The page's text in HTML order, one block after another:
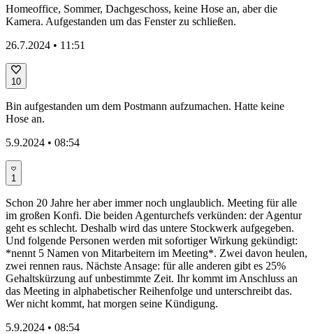
Homeoffice, Sommer, Dachgeschoss, keine Hose an, aber die
Kamera. Aufgestanden um das Fenster zu schließen.
26.7.2024 • 11:51
10
Bin aufgestanden um dem Postmann aufzumachen. Hatte keine
Hose an.
5.9.2024 • 08:54
1
Schon 20 Jahre her aber immer noch unglaublich. Meeting für alle
im großen Konfi. Die beiden Agenturchefs verkünden: der Agentur
geht es schlecht. Deshalb wird das untere Stockwerk aufgegeben.
Und folgende Personen werden mit sofortiger Wirkung gekündigt:
*nennt 5 Namen von Mitarbeitern im Meeting*. Zwei davon heulen,
zwei rennen raus. Nächste Ansage: für alle anderen gibt es 25%
Gehaltskürzung auf unbestimmte Zeit. Ihr kommt im Anschluss an
das Meeting in alphabetischer Reihenfolge und unterschreibt das.
Wer nicht kommt, hat morgen seine Kündigung.
5.9.2024 • 08:54